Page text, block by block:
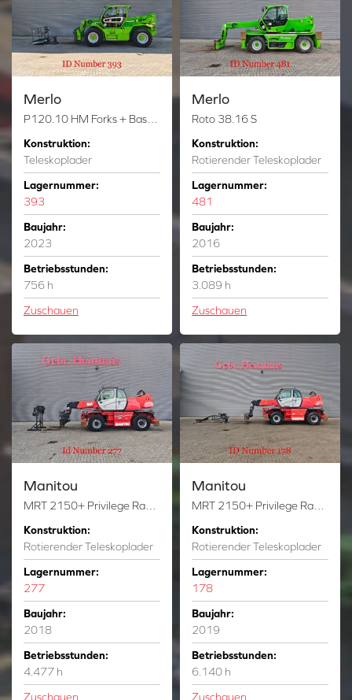
Merlo
Konstruktion:
Teleskoplader
Lagernummer:
393
Baujahr:
2023
Betriebsstunden:
756 h
Zuschauen
Merlo
Roto 38.16 S
Konstruktion:
Rotierender Teleskoplader
Lagernummer:
481
Baujahr:
2016
Betriebsstunden:
3.089 h
Zuschauen
Manitou
MRT 2150+ Privilege Radio Remote Winch Forks!
Konstruktion:
Rotierender Teleskoplader
Lagernummer:
277
Baujahr:
2018
Betriebsstunden:
4.477 h
Zuschauen
Manitou
MRT 2150+ Privilege Radio Remote Forks Jip!
Konstruktion:
Rotierender Teleskoplader
Lagernummer:
178
Baujahr:
2019
Betriebsstunden:
6.140 h
Zuschauen